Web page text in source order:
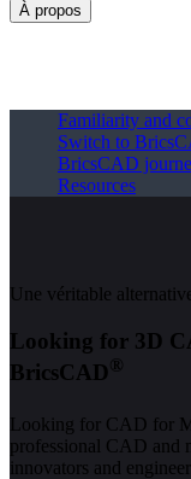
À propos
Familiarity and
Switch to
BricsCAD
Resources
Une véritable
Looking for 3D
BricsCAD ®
Looking for CAD for
professional CAD and
innovators and